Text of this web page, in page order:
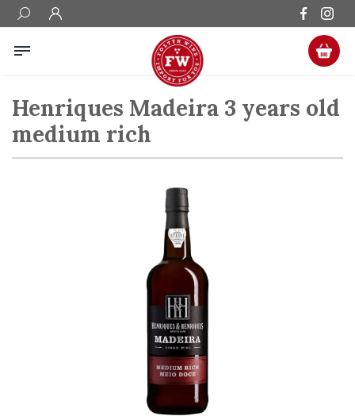
Henriques Madeira 3 years old
medium rich